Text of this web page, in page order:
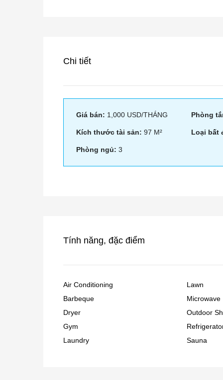
Chi tiết
Giá bán: 1,000 USD/THÁNG
Kích thước tài sản: 97 M²
Phòng ngủ: 3
Phòng
Loại bất
Tính năng, đặc điểm
Air Conditioning
Barbeque
Dryer
Gym
Laundry
Lawn
Microwave
Outdoor
Sauna